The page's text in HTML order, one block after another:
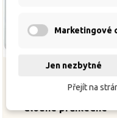
dlouhé průhledné
Marketingové
Jen nezbytné
Přejít na